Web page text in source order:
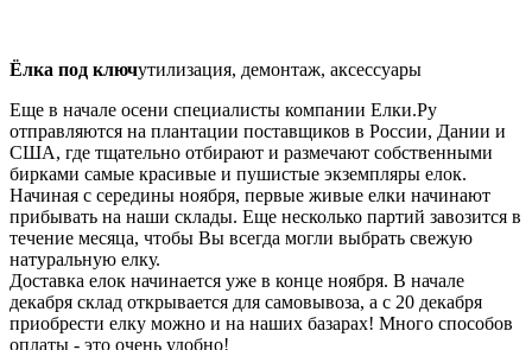
Ёлка под ключутилизация, демонтаж, аксессуары
Еще в начале осени специалисты компании Елки.Ру
отправляются на плантации поставщиков в России, Дании и
США, где тщательно отбирают и размечают собственными
бирками самые красивые и пушистые экземпляры елок.
Начиная с середины ноября, первые живые елки начинают
прибывать на наши склады. Еще несколько партий завозится в
течение месяца, чтобы Вы всегда могли выбрать свежую
натуральную елку.
Доставка елок начинается уже в конце ноября. В начале
декабря склад открывается для самовывоза, а с 20 декабря
приобрести елку можно и на наших базарах! Много способов
оплаты - это очень удобно!